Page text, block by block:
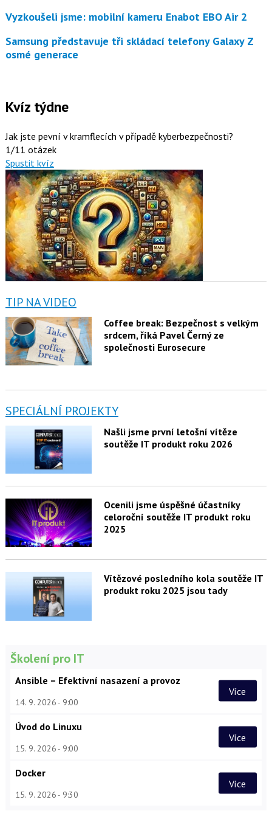
Vyzkoušeli jsme: mobilní kameru Enabot EBO Air 2
Samsung představuje tři skládací telefony Galaxy Z
osmé generace
Kvíz týdne
Jak jste pevní v kramflecích v případě kyberbezpečnosti?
1/11 otázek
Spustit kvíz
TIP NA VIDEO
Coffee break: Bezpečnost s velkým
srdcem, říká Pavel Černý ze
společnosti Eurosecure
SPECIÁLNÍ PROJEKTY
Našli jsme první letošní vítěze
soutěže IT produkt roku 2026
Ocenili jsme úspěšné účastníky
celoroční soutěže IT produkt roku
2025
Vítězové posledního kola soutěže IT
produkt roku 2025 jsou tady
Školení pro IT
Ansible – Efektivní nasazení a provoz
14. 9. 2026 9:00
Více
Úvod do Linuxu
15. 9. 2026 9:00
Více
Docker
15. 9. 2026 9:30
Více